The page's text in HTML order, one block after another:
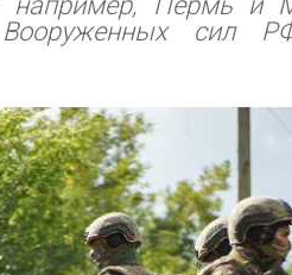
Вооруженных сил